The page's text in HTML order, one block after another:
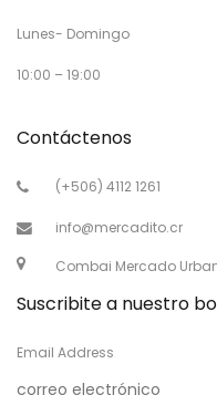
Lunes- Domingo
10:00 – 19:00
Contáctenos
(+506) 4112 1261
info@mercadito.cr
Combai Mercado
Suscribite a nuestro
Email Address